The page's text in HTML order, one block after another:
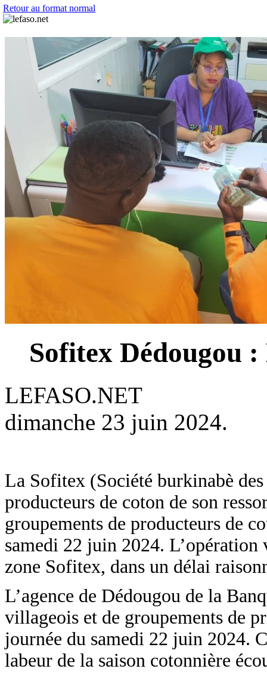
Retour au format normal
Sofitex Dédougou :
LEFASO.NET
dimanche 23 juin 2024.
La Sofitex (Société burkinabè
producteurs de coton de son
groupements de producteurs de
samedi 22 juin 2024. L’opération
zone Sofitex, dans un délai
L’agence de Dédougou de la
villageois et de groupements de
journée du samedi 22 juin 2024.
labeur de la saison cotonnière